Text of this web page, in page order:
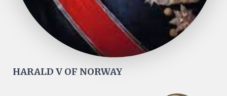
HARALD V OF NORWAY